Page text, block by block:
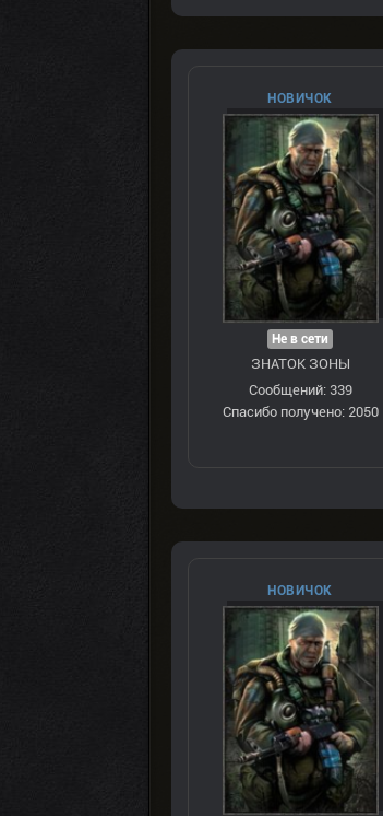
НОВИЧОК
Не в сети
ЗНАТОК ЗОНЫ
Сообщений: 339
Спасибо получено: 2050
НОВИЧОК